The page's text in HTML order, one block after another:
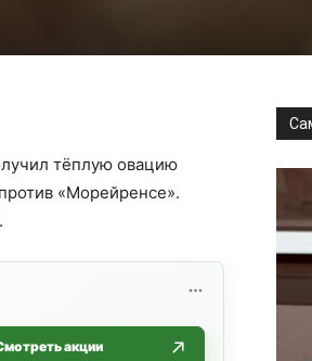
тёплую овацию
«Морейренсе».
акции